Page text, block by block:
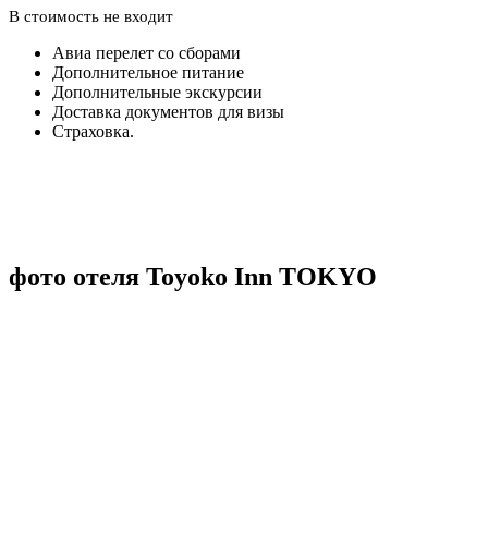
В стоимость не входит
Авиа перелет со сборами
Дополнительное питание
Дополнительные экскурсии
Доставка документов для визы
Страховка.
фото отеля Toyoko Inn TOKYO